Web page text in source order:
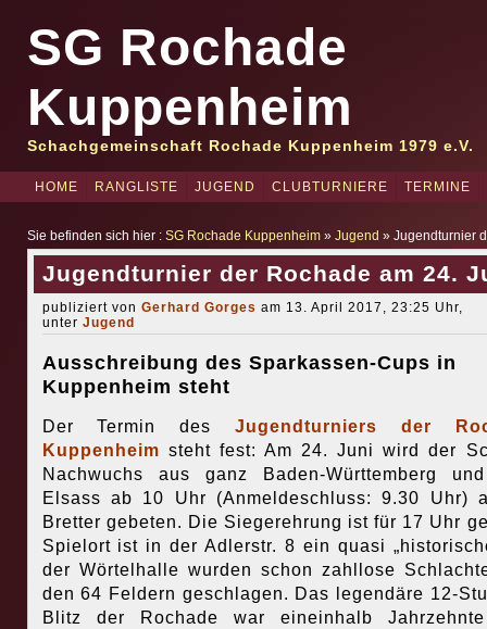
SG Rochade
Kuppenheim
Schachgemeinschaft Rochade Kuppenheim 1979 e.V.
HOME RANGLISTE JUGEND CLUBTURNIERE TERMINE
Sie befinden sich hier : SG Rochade Kuppenheim» Jugend » Jugendturnier
Jugendturnier der Rochade am 24.
publiziert von Gerhard Gorges am 13. April 2017, 23:25 Uhr,
unter Jugend
Ausschreibung des Sparkassen-Cups in
Kuppenheim steht
Der Termin des Jugendturniers der
Kuppenheim steht fest: Am 24. Juni wird der
Nachwuchs aus ganz Baden-Württemberg
Elsass ab 10 Uhr (Anmeldeschluss: 9.30 Uhr)
Bretter gebeten. Die Siegerehrung ist für 17 Uhr
Spielort ist in der Adlerstr. 8 ein quasi
der Wörtelhalle wurden schon zahllose
den 64 Feldern geschlagen. Das legendäre 12-
Blitz der Rochade war eineinhalb